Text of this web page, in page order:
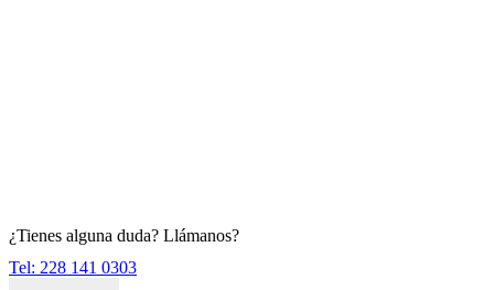
¿Tienes alguna duda? Llámanos?
Tel: 228 141 0303